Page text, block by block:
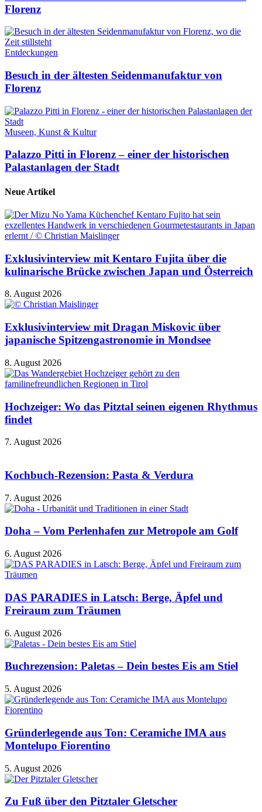
Florenz
Entdeckungen
Besuch in der ältesten Seidenmanufaktur von
Florenz
Museen, Kunst & Kultur
Palazzo Pitti in Florenz – einer der historischen
Palastanlagen der Stadt
Neue Artikel
Exklusivinterview mit Kentaro Fujita über die
kulinarische Brücke zwischen Japan und Österreich
8. August 2026
Exklusivinterview mit Dragan Miskovic über
japanische Spitzengastronomie in Mondsee
8. August 2026
Hochzeiger: Wo das Pitztal seinen eigenen Rhythmus
findet
7. August 2026
Kochbuch-Rezension: Pasta & Verdura
7. August 2026
Doha – Vom Perlenhafen zur Metropole am Golf
6. August 2026
DAS PARADIES in Latsch: Berge, Äpfel und
Freiraum zum Träumen
6. August 2026
Buchrezension: Paletas – Dein bestes Eis am Stiel
5. August 2026
Gründerlegende aus Ton: Ceramiche IMA aus
Montelupo Fiorentino
5. August 2026
Zu Fuß über den Pitztaler Gletscher